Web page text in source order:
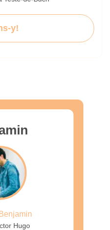
y!
Benjamin
Hugo